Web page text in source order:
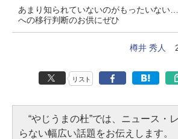
あまり知られていないのがもったいない
への移行判断のお供にぜひ
樽井 秀人
リスト
“やじうまの杜”では、ニュース・
らない幅広い話題をお伝えします。